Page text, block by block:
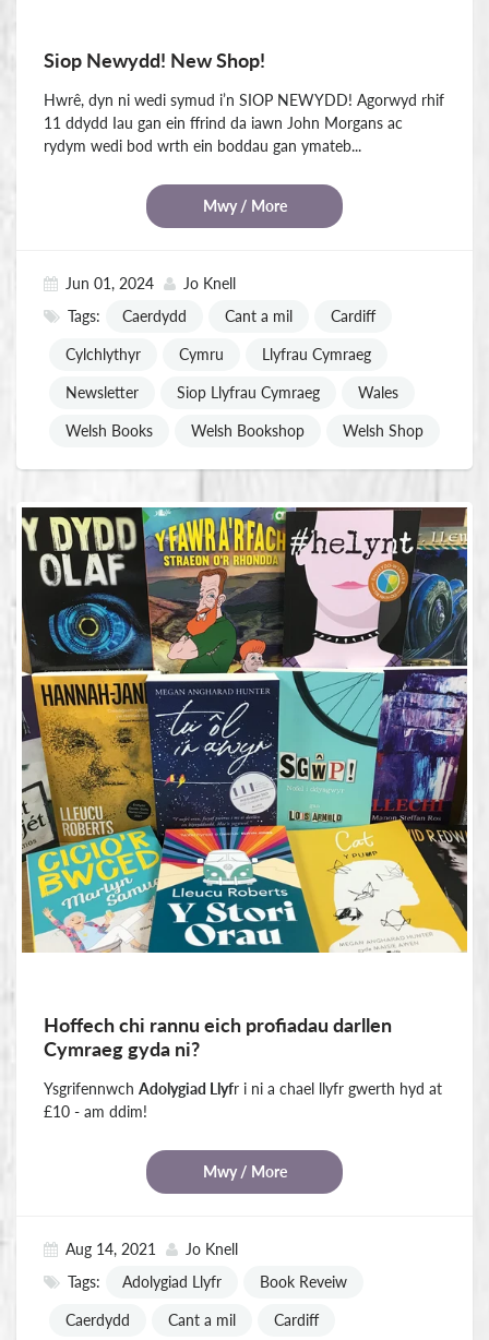
Siop Newydd! New Shop!
Hwrê, dyn ni wedi symud i’n SIOP NEWYDD! Agorwyd rhif
11 ddydd Iau gan ein ffrind da iawn John Morgans ac
rydym wedi bod wrth ein boddau gan ymateb...
Mwy / More
Jun 01, 2024
Jo Knell
Tags:
Caerdydd Cant a mil Cardiff
Cylchlythyr Cymru Llyfrau Cymraeg
Newsletter Siop Llyfrau Cymraeg Wales
Welsh Books Welsh Bookshop Welsh Shop
Hoffech chi rannu eich profiadau darllen
Cymraeg gyda ni?
Ysgrifennwch Adolygiad Llyfr i ni a chael llyfr gwerth hyd at
£10 - am ddim!
Mwy / More
Aug 14, 2021
Jo Knell
Tags:
Adolygiad Llyfr Book Reveiw
Caerdydd Cant a mil Cardiff